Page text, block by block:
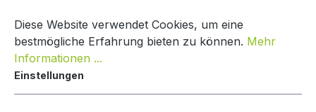
Paketkasten Nature Line
Diese Website verwendet Cookies, um eine
bestmögliche Erfahrung bieten zu können. Mehr
Informationen ...
Einstellungen